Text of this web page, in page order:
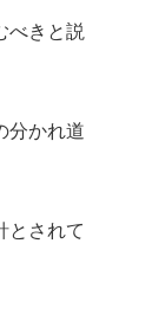
べきと説
分かれ道
とされて